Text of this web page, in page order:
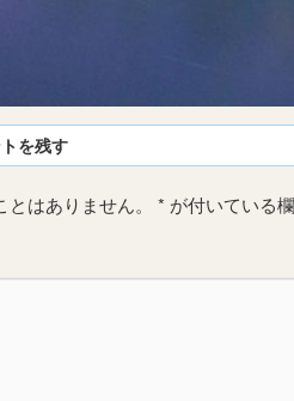
を残す
はありません。 * が付いている